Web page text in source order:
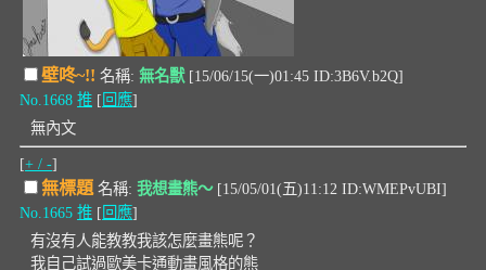
壁咚~!! 名稱: 無名獸[15/06/15(一)01:45 ID:3B6V.b2Q]
No.1668 推 [回應]
無內文
[+ / -]
無標題 名稱: 我想畫熊～[15/05/01(五)11:12 ID:WMEPvUBI]
No.1665 推 [ 回應]
有沒有人能教教我該怎麼畫熊呢？
我自己試過歐美卡通動畫風格的熊